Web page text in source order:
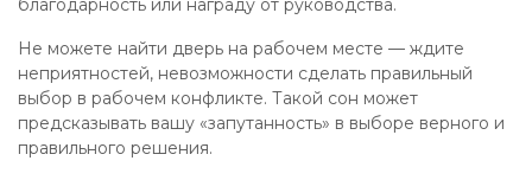
благодарность или награду от руководства.
Не можете найти дверь на рабочем месте — ждите
неприятностей, невозможности сделать правильный
выбор в рабочем конфликте. Такой сон может
предсказывать вашу «запутанность» в выборе верного и
правильного решения.